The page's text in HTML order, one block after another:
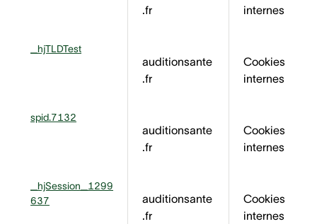
.fr
internes
_hjTLDTest
auditionsante
.fr
Cookies
internes
spid.7132
auditionsante
.fr
Cookies
internes
_hjSession_1299
637
auditionsante
.fr
Cookies
internes